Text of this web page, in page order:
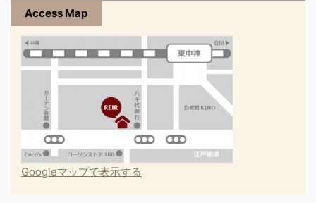
Access Map
Googleマップで表示する